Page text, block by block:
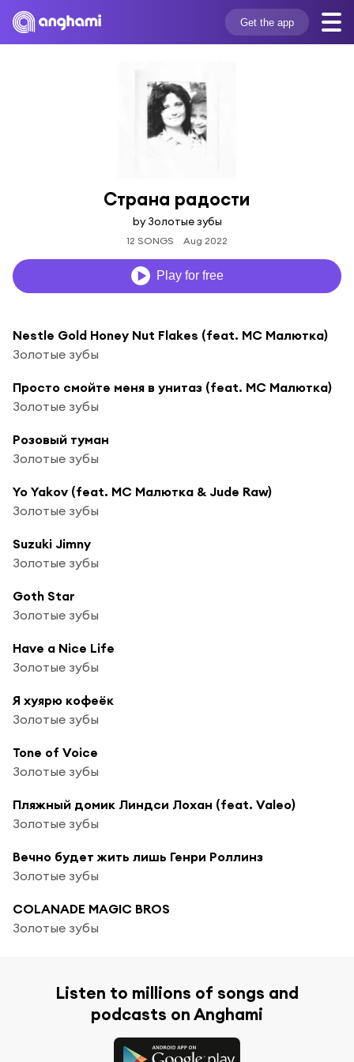
Get the app
Страна радости
by Золотые зубы
12 SONGS Aug 2022
Play for free
Nestle Gold Honey Nut Flakes (feat. МС Малютка)
Золотые зубы
Просто смойте меня в унитаз (feat. МС Малютка)
Золотые зубы
Розовый туман
Золотые зубы
Yo Yakov (feat. МС Малютка & Jude Raw)
Золотые зубы
Suzuki Jimny
Золотые зубы
Goth Star
Золотые зубы
Have a Nice Life
Золотые зубы
Я хуярю кофеёк
Золотые зубы
Tone of Voice
Золотые зубы
Пляжный домик Линдси Лохан (feat. Valeo)
Золотые зубы
Вечно будет жить лишь Генри Роллинз
Золотые зубы
COLANADE MAGIC BROS
Золотые зубы
Listen to millions of songs and
podcasts on Anghami